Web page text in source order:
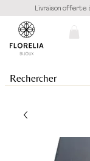
Livraison offerte